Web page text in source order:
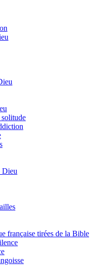
Dieu
française tirées de la Bible